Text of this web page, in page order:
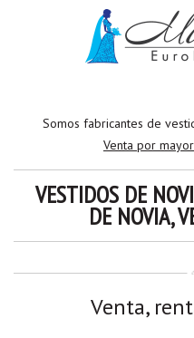
Somos fabricantes de
Venta por
VESTIDOS DE
DE NOVIA,
Venta,